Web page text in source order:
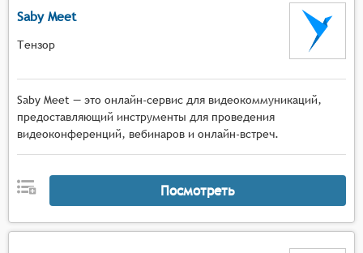
Saby Meet
Тензор
Saby Meet — это онлайн-сервис для видеокоммуникаций,
предоставляющий инструменты для проведения
видеоконференций, вебинаров и онлайн-встреч.
Посмотреть